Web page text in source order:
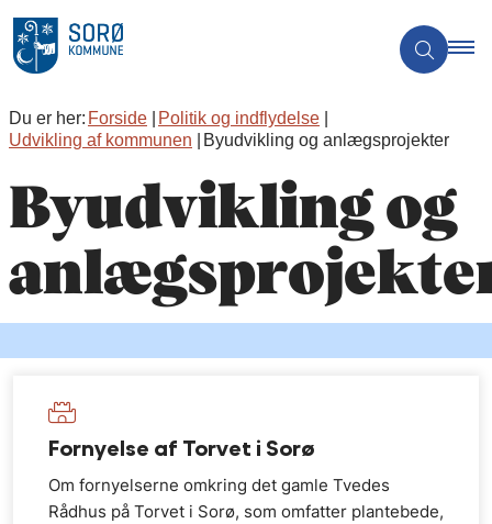
Du er her: Forside
Politik og indflydelse
Udvikling af kommunen
Byudvikling og anlægsprojekter
Byudvikling og
Fornyelse af Torvet i Sorø
Om fornyelserne omkring det gamle Tvedes
Rådhus på Torvet i Sorø, som omfatter plantebede,